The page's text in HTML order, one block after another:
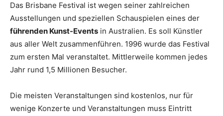
Das Brisbane Festival ist wegen seiner zahlreichen
Ausstellungen und speziellen Schauspielen eines der
führenden Kunst-Events in Australien. Es soll Künstler
aus aller Welt zusammenführen. 1996 wurde das Festival
zum ersten Mal veranstaltet. Mittlerweile kommen jedes
Jahr rund 1,5 Millionen Besucher.
Die meisten Veranstaltungen sind kostenlos, nur für
wenige Konzerte und Veranstaltungen muss Eintritt